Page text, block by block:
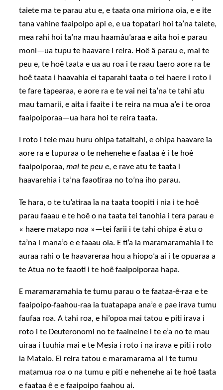
taiete ma te parau atu e, e taata ona miriona oia, e e ite
tana vahine faaipoipo api e, e ua topatari hoi ta’na taiete,
mea rahi hoi ta’na mau haamâu’araa e aita hoi e parau
moni—ua tupu te haavare i reira. Hoê â parau e, mai te
peu e, te hoê taata e ua au roa i te raau taero aore ra te
hoê taata i haavahia ei taparahi taata o tei haere i roto i
te fare tapearaa, e aore ra e te vai nei ta’na te tahi atu
mau tamarii, e aita i faaite i te reira na mua a’e i te oroa
faaipoiporaa—ua hara hoi te reira taata.
I roto i teie mau huru ohipa tataitahi, e ohipa haavare ïa
aore ra e tupuraa o te nehenehe e faataa ê i te hoê
faaipoiporaa,mai te peu e, e rave atu te taata i
haavarehia i ta’na faaotiraa no to’na iho parau.
Te hara, o te tu’atiraa ïa na taata toopiti i nia i te hoê
parau faaau e te hoê o na taata tei tanohia i tera parau e
« haere matapo noa »—tei farii i te tahi ohipa ê atu o
ta’na i mana’o e e faaau oia. E ti’a ia maramaramahia i te
auraa rahi o te haavareraa hou a hiopo’a ai i te opuaraa a
te Atua no te faaoti i te hoê faaipoiporaa hapa.
E maramaramahia te tumu parau o te faataa-ê-raa e te
faaipoipo-faahou-raa ia tuatapapa ana’e e pae irava tumu
faufaa roa. A tahi roa, e hi’opoa mai tatou e piti irava i
roto i te Deuteronomi no te faaineine i te e’a no te mau
uiraa i tuuhia mai e te Mesia i roto i na irava e piti i roto
ia Mataio. Ei reira tatou e maramarama ai i te tumu
matamua roa o na tumu e piti e nehenehe ai te hoê taata
e faataa ê e e faaipoipo faahou ai.